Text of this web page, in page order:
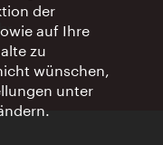
der
auf Ihre
zu
wünschen,
unter